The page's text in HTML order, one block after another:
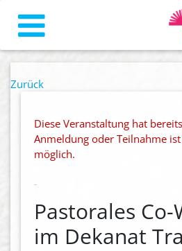
Zurück
Diese Veranstaltung hat
Anmeldung oder Teilnahme
möglich.
Pastorales
im Dekanat